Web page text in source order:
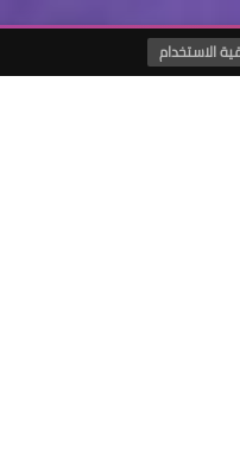
الاستخدام